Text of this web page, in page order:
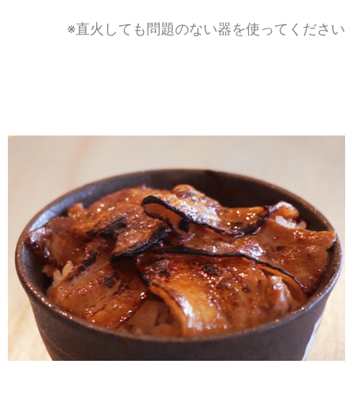
※直火しても問題のない器を使ってください